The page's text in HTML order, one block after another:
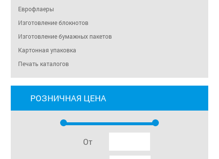
Еврофлаеры
Изготовление блокнотов
Изготовление бумажных пакетов
Картонная упаковка
Печать каталогов
РОЗНИЧНАЯ ЦЕНА
От